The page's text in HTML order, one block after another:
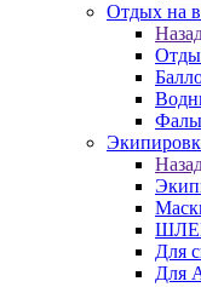
Отдых на
Для
Для